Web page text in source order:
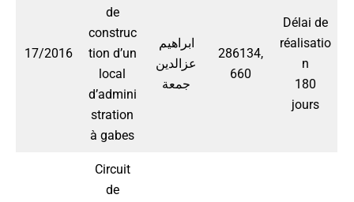
17/2016
de
construc
tion d’un
local
d’admini
stration
à gabes
ابراهيم
عزالدين
جمعة
286134,
660
Délai de
réalisatio
n
180
jours
Circuit
de